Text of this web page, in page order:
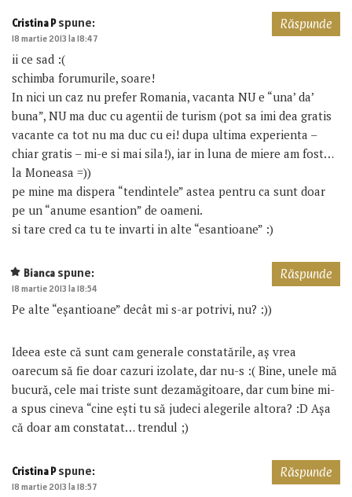
Cristina P spune:
18 martie 2013 la 18:47
ii ce sad :(
schimba forumurile, soare!
In nici un caz nu prefer Romania, vacanta NU e “una’ da’
buna”, NU ma duc cu agentii de turism (pot sa imi dea gratis
vacante ca tot nu ma duc cu ei! dupa ultima experienta –
chiar gratis – mi-e si mai sila!), iar in luna de miere am fost…
la Moneasa =))
pe mine ma dispera “tendintele” astea pentru ca sunt doar
pe un “anume esantion” de oameni.
si tare cred ca tu te invarti in alte “esantioane” :)
Răspunde
Bianca spune:
18 martie 2013 la 18:54
Pe alte “eșantioane” decât mi s-ar potrivi, nu? :))
Ideea este că sunt cam generale constatările, aș vrea
oarecum să fie doar cazuri izolate, dar nu-s :( Bine, unele mă
bucură, cele mai triste sunt dezamăgitoare, dar cum bine mi-
a spus cineva “cine ești tu să judeci alegerile altora? :D Așa
că doar am constatat… trendul ;)
Răspunde
Cristina P spune:
18 martie 2013 la 18:57
Răspunde